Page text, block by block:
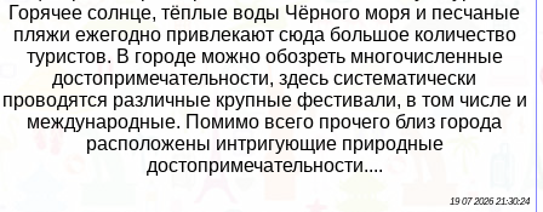
Горячее солнце, тёплые воды Чёрного моря и песчаные
пляжи ежегодно привлекают сюда большое количество
туристов. В городе можно обозреть многочисленные
достопримечательности, здесь систематически
проводятся различные крупные фестивали, в том числе и
международные. Помимо всего прочего близ города
расположены интригующие природные
достопримечательности....
19 07 2026 21:30:24